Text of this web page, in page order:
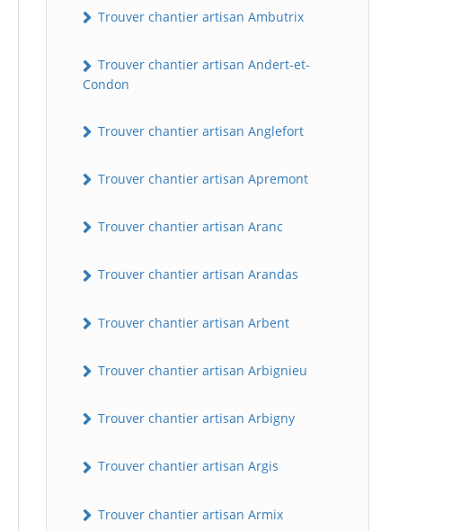
Trouver chantier artisan Ambutrix
Trouver chantier artisan Andert-et-
Condon
Trouver chantier artisan Anglefort
Trouver chantier artisan Apremont
Trouver chantier artisan Aranc
Trouver chantier artisan Arandas
Trouver chantier artisan Arbent
Trouver chantier artisan Arbignieu
Trouver chantier artisan Arbigny
Trouver chantier artisan Argis
Trouver chantier artisan Armix